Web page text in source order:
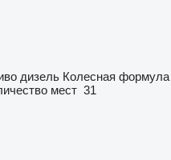
дизель Колесная формула
мест 31